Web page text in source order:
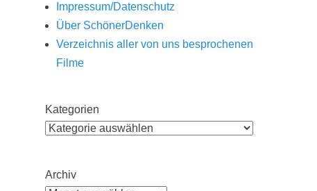
Impressum/Datenschutz
Über SchönerDenken
Verzeichnis aller von uns besprochenen
Filme
Kategorien
Archiv